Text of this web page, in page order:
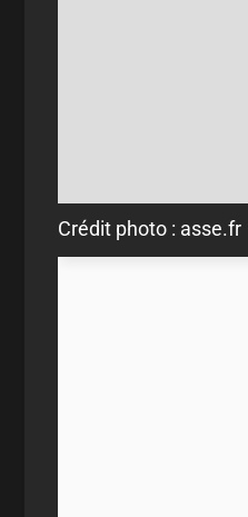
Crédit photo : asse.fr